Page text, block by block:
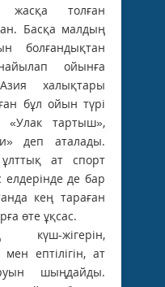
жасқа толған
Басқа малдың
болғандықтан
ойынға
халықтары
бұл ойын түрі
«Улак тартыш»,
деп аталады.
ат спорт
де бар
кең тараған
өте ұқсас.
күш-жігерін,
мен ептілігін, ат
шыңдайды.